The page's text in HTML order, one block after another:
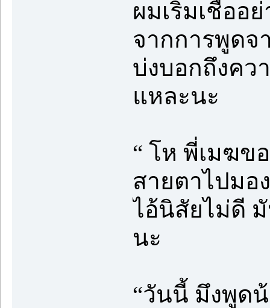
ผมเริ่มเชื่ออ
จากการพูดจ
บ่งบอกถึงคว
แหละนะ
“ โห พี่เมฆข
สายตาไปมอ
ไอ้นิสัยไม่ดี
นะ
“วันนี้ มึงพูด